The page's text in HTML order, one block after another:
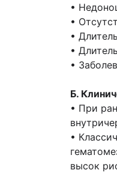
•
•
•
•
•
Б.
• При
•
высок